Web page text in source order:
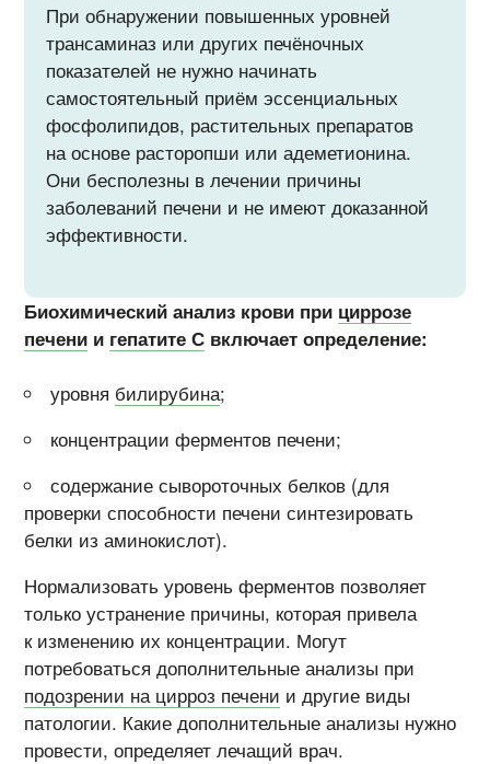
При обнаружении повышенных уровней
трансаминаз или других печёночных
показателей не нужно начинать
самостоятельный приём эссенциальных
фосфолипидов, растительных препаратов
на основе расторопши или адеметионина.
Они бесполезны в лечении причины
заболеваний печени и не имеют доказанной
эффективности.
Биохимический анализ крови при циррозе
печени и гепатите С включает определение:
уровня билирубина;
концентрации ферментов печени;
содержание сывороточных белков (для
проверки способности печени синтезировать
белки из аминокислот).
Нормализовать уровень ферментов позволяет
только устранение причины, которая привела
к изменению их концентрации. Могут
потребоваться дополнительные анализы при
подозрении на цирроз печени и другие виды
патологии. Какие дополнительные анализы нужно
провести, определяет лечащий врач.